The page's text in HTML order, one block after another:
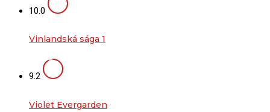
10.0
Vinlandská sága 1
9.2
Violet Evergarden